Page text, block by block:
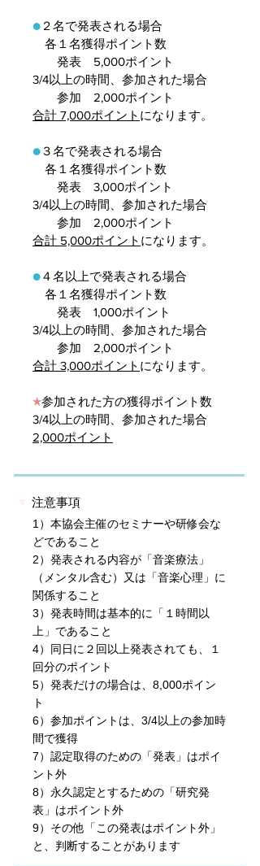
● ２名で発表される場合
各１名獲得ポイント数
発表 5,000ポイント
3/4以上の時間、参加された場合
参加 2,000ポイント
合計 7,000ポイント になります。
●３名で発表される場合
各１名獲得ポイント数
発表 3,000ポイント
3/4以上の時間、参加された場合
参加 2,000ポイント
合計 5,000ポイント になります。
●４名以上で発表される場合
各１名獲得ポイント数
発表 1,000ポイント
3/4以上の時間、参加された場合
参加 2,000ポイント
合計 3,000ポイント になります。
★参加された方の獲得ポイント数
3/4以上の時間、参加された場合
2,000ポイント
注意事項
1）本協会主催のセミナーや研修会な
どであること
2）発表される内容が「音楽療法」
（メンタル含む）又は「音楽心理」に
関係すること
3）発表時間は基本的に「１時間以
上」であること
4）同日に２回以上発表されても、１
回分のポイント
5）発表だけの場合は、8,000ポイン
ト
6）参加ポイントは、3/4以上の参加時
間で獲得
7）認定取得のための「発表」はポイ
ント外
8）永久認定とするための「研究発
表」はポイント外
9）その他「この発表はポイント外」
と、判断することがあります